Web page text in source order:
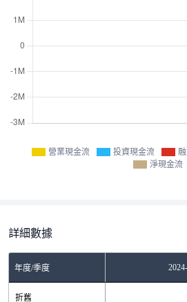
營業現金流 投資現金流
淨現金流
詳細數據
年度/季度
折舊